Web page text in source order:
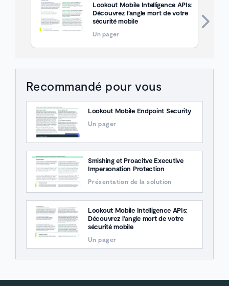
Lookout Mobile Intelligence APIs:
Découvrez l’angle mort de votre
sécurité mobile
Un pager
Recommandé pour vous
Lookout Mobile Endpoint Security
Un pager
Smishing et Proacitve Executive
Impersonation Protection
Présentation de la solution
Lookout Mobile Intelligence APIs:
Découvrez l’angle mort de votre
sécurité mobile
Un pager